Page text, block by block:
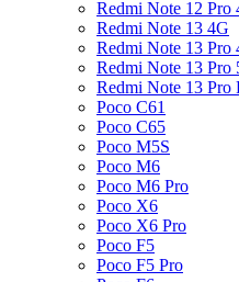
Redmi Note 12 Pro
Redmi Note 13 4G
Redmi Note 13 Pro
Redmi Note 13 Pro
Redmi Note 13 Pro
Poco C61
Poco C65
Poco M5S
Poco M6
Poco M6 Pro
Poco X6
Poco X6 Pro
Poco F5
Poco F5 Pro